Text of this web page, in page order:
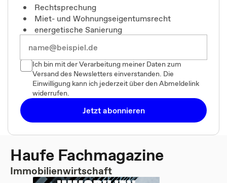
Rechtsprechung
Miet- und Wohnungseigentumsrecht
energetische Sanierung
Ich bin mit der Verarbeitung meiner Daten zum
Versand des Newsletters einverstanden. Die
Einwilligung kann ich jederzeit über den Abmeldelink
widerrufen.
Jetzt abonnieren
Haufe Fachmagazine
Immobilienwirtschaft